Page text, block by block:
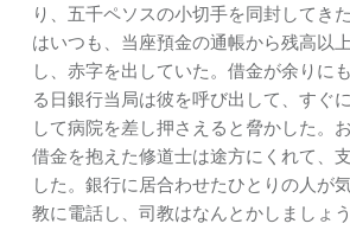
り、五千ペソスの小切手を同封してき
はいつも、当座預金の通帳から残高以
し、赤字を出していた。借金が余りに
る日銀行当局は彼を呼び出して、すぐ
して病院を差し押さえると脅かした。
借金を抱えた修道士は途方にくれて、
した。銀行に居合わせたひとりの人が
教に電話し、司教はなんとかしましょ